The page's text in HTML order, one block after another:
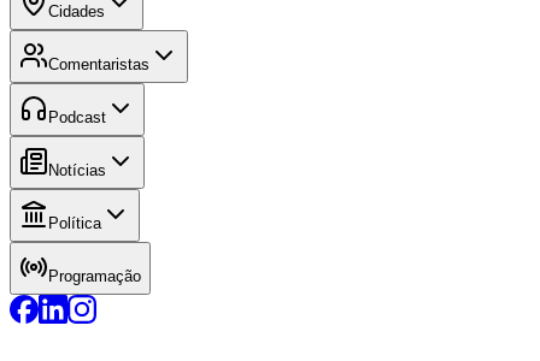
Cidades
Comentaristas
Podcast
Notícias
Política
Programação